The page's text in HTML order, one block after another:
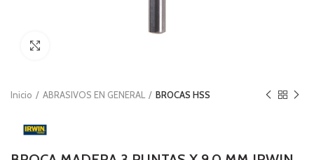
Inicio ABRASIVOS EN GENERAL BROCAS HSS